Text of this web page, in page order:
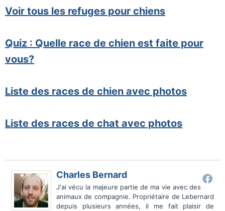
Voir tous les refuges pour chiens
Quiz : Quelle race de chien est faite pour
vous?
Liste des races de chien avec photos
Liste des races de chat avec photos
Charles Bernard
J'ai vécu la majeure partie de ma vie avec des
animaux de compagnie. Propriétaire de Lebernard
depuis plusieurs années, il me fait plaisir de